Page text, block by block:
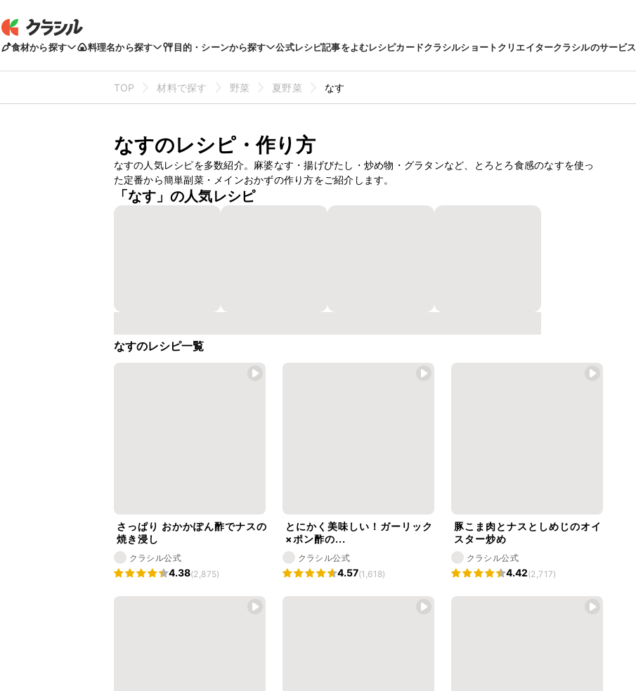
食材から探す 料理名から探す 目的・シーンから探す 公式レシピ記事をよむレシピカードクラシルショートクリエイタークラシルのサービス
TOP 材料で探す 野菜 夏野菜 なす
なすのレシピ・作り方
なすの人気レシピを多数紹介。麻婆なす・揚げびたし・炒め物・グラタンなど、とろとろ食感のなすを使っ
た定番から簡単副菜・メインおかずの作り方をご紹介します。
「なす」の人気レシピ
なすのレシピ一覧
さっぱり おかかぽん酢でナスの
焼き浸し
クラシル公式
4.38(2,875)
とにかく美味しい！ガーリック
×ポン酢の...
クラシル公式
4.57(1,618)
豚こま肉とナスとしめじのオイ
スター炒め
クラシル公式
4.42(2,717)